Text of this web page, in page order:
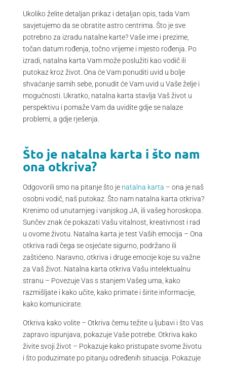
Ukoliko želite detaljan prikaz i detaljan opis, tada Vam
savjetujemo da se obratite astro centrima. Što je sve
potrebno za izradu natalne karte? Vaše ime i prezime,
točan datum rođenja, točno vrijeme i mjesto rođenja. Po
izradi, natalna karta Vam može poslužiti kao vodič ili
putokaz kroz život. Ona će Vam ponuditi uvid u bolje
shvaćanje samih sebe, ponudit će Vam uvid u Vaše želje i
mogućnosti. Ukratko, natalna karta stavlja Vaš život u
perspektivu i pomaže Vam da uvidite gdje se nalaze
problemi, a gdje rješenja.
Što je natalna karta i što nam
ona otkriva?
Odgovorili smo na pitanje što je natalna karta – ona je naš
osobni vodič, naš putokaz. Što nam natalna karta otkriva?
Krenimo od unutarnjeg i vanjskog JA, ili vašeg horoskopa.
Sunčev znak će pokazati Vašu vitalnost, kreativnost i rad
u ovome životu. Natalna karta je test Vaših emocija – Ona
otkriva radi čega se osjećate sigurno, podržano ili
zaštićeno. Naravno, otkriva i druge emocije koje su važne
za Vaš život. Natalna karta otkriva Vašu intelektualnu
stranu – Povezuje Vas s stanjem Vašeg uma, kako
razmišljate i kako učite, kako primate i širite informacije,
kako komunicirate.
Otkriva kako volite – Otkriva čemu težite u ljubavi i što Vas
zapravo ispunjava, pokazuje Vaše potrebe. Otkriva kako
živite svoji život – Pokazuje kako pristupate svome životu
i što poduzimate po pitanju određenih situacija. Pokazuje